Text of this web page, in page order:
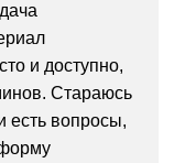
и доступно,
Стараюсь
есть вопросы,